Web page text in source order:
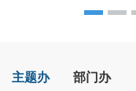
主题办 部门办